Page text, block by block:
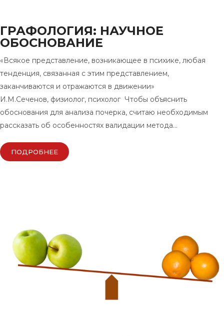
ГРАФОЛОГИЯ: НАУЧНОЕ
ОБОСНОВАНИЕ
«Всякое представление, возникающее в психике, любая
тенденция, связанная с этим представлением,
заканчиваются и отражаются в движении»
И.М.Сеченов, физиолог, психолог Чтобы объяснить
обоснования для анализа почерка, считаю необходимым
рассказать об особенностях валидации метода…
ПОДРОБНЕЕ